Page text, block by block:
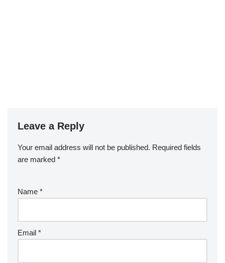
Leave a Reply
Your email address will not be published. Required fields
are marked *
Name *
Email *